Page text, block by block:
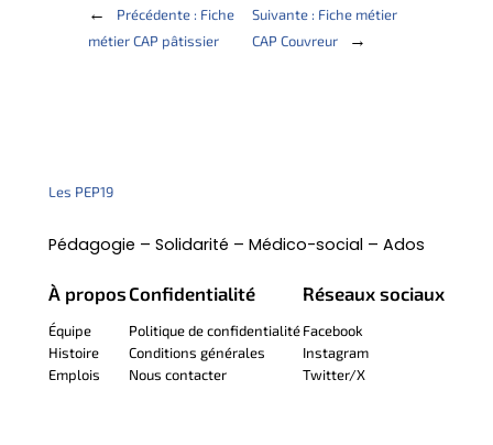
← Précédente : Fiche
métier CAP pâtissier
Suivante : Fiche métier
CAP Couvreur
→
Les PEP19
Pédagogie – Solidarité – Médico-social – Ados
À propos
Équipe
Histoire
Emplois
Confidentialité
Politique de confidentialité
Conditions générales
Nous contacter
Réseaux sociaux
Facebook
Instagram
Twitter/X